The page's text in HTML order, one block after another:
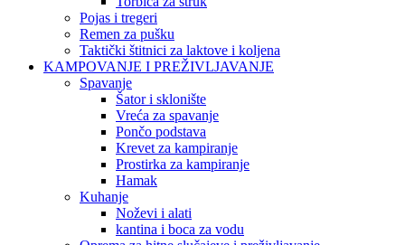
Pojas i tregeri
Remen za pušku
Taktički štitnici za laktove i koljena
KAMPOVANJE I PREŽIVLJAVANJE
Spavanje
Šator i sklonište
Vreća za spavanje
Pončo podstava
Krevet za kampiranje
Prostirka za kampiranje
Hamak
Kuhanje
Noževi i alati
kantina i boca za vodu